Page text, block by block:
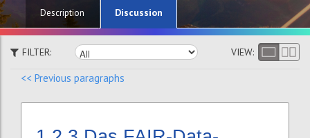
Description Discussion
FILTER: VIEW:
<< Previous paragraphs